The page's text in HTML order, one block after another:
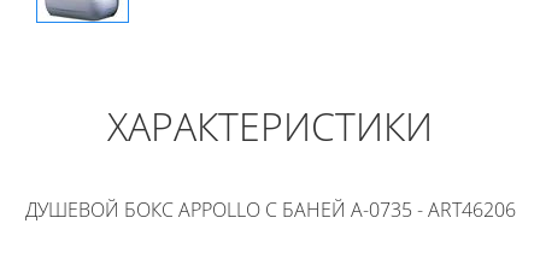
ХАРАКТЕРИСТИКИ
ДУШЕВОЙ БОКС APPOLLO С БАНЕЙ A-0735 - ART46206